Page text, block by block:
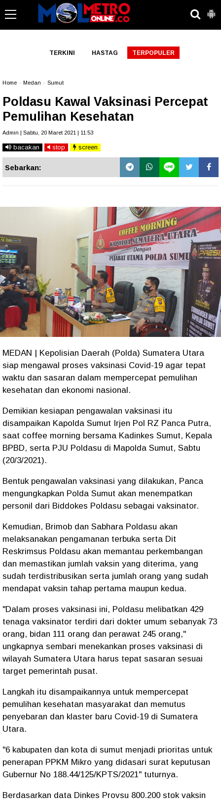
TERKINI HASTAG TERPOPULER
Home Medan Sumut
Poldasu Kawal Vaksinasi Percepat
Pemulihan Kesehatan
Admin | Sabtu, 20 Maret 2021 | 11:53
bacakan stop screen
Sebarkan:
MEDAN | Kepolisian Daerah (Polda) Sumatera Utara
siap mengawal proses vaksinasi Covid-19 agar tepat
waktu dan sasaran dalam mempercepat pemulihan
kesehatan dan ekonomi nasional.
Demikian kesiapan pengawalan vaksinasi itu
disampaikan Kapolda Sumut Irjen Pol RZ Panca Putra,
saat coffee morning bersama Kadinkes Sumut, Kepala
BPBD, serta PJU Poldasu di Mapolda Sumut, Sabtu
(20/3/2021).
Bentuk pengawalan vaksinasi yang dilakukan, Panca
mengungkapkan Polda Sumut akan menempatkan
personil dari Biddokes Poldasu sebagai vaksinator.
Kemudian, Brimob dan Sabhara Poldasu akan
melaksanakan pengamanan terbuka serta Dit
Reskrimsus Poldasu akan memantau perkembangan
dan memastikan jumlah vaksin yang diterima, yang
sudah terdistribusikan serta jumlah orang yang sudah
mendapat vaksin tahap pertama maupun kedua.
"Dalam proses vaksinasi ini, Poldasu melibatkan 429
tenaga vaksinator terdiri dari dokter umum sebanyak 73
orang, bidan 111 orang dan perawat 245 orang,"
ungkapnya sembari menekankan proses vaksinasi di
wilayah Sumatera Utara harus tepat sasaran sesuai
target pemerintah pusat.
Langkah itu disampaikannya untuk mempercepat
pemulihan kesehatan masyarakat dan memutus
penyebaran dan klaster baru Covid-19 di Sumatera
Utara.
"6 kabupaten dan kota di sumut menjadi prioritas untuk
penerapan PPKM Mikro yang didasari surat keputusan
Gubernur No 188.44/125/KPTS/2021" tuturnya.
Berdasarkan data Dinkes Provsu 800.200 stok vaksin